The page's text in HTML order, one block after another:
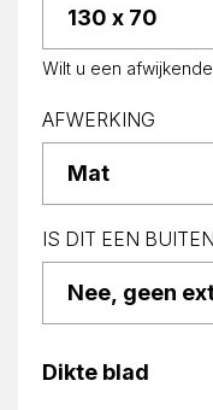
Wilt u een
AFWERKING
IS DIT EEN
Dikte blad